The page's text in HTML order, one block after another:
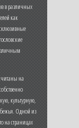
в различных
как
на
культурную,
Одной из
на страницах